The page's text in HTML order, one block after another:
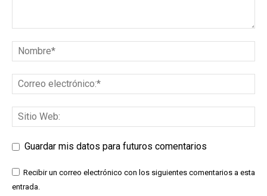
Guardar mis datos para futuros comentarios
Recibir un correo electrónico con los siguientes comentarios a esta
entrada.